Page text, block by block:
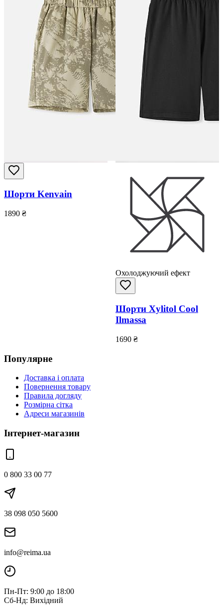
Шорти Kenvain
1890 ₴
Охолоджуючий ефект
Шорти Xylitol Cool
Ilmassa
1690 ₴
Популярне
Доставка і оплата
Повернення товару
Правила догляду
Розмірна сітка
Адреси магазинів
Інтернет-магазин
0 800 33 00 77
38 098 050 5600
info@reima.ua
Пн-Пт: 9:00 до 18:00
Сб-Нд: Вихідний